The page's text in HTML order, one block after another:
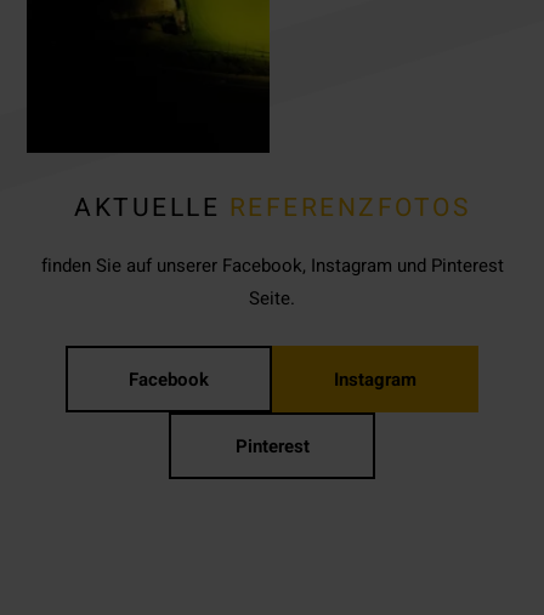
AKTUELLE REFERENZFOTOS
finden Sie auf unserer Facebook, Instagram und Pinterest
Seite.
Facebook Instagram
Pinterest